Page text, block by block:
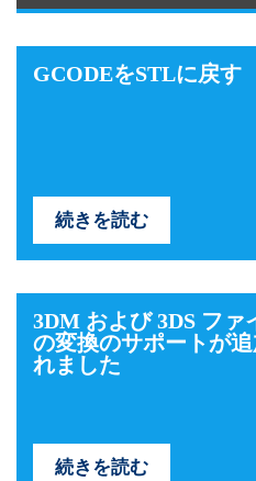
GCODEをSTLに戻す
続きを読む
3DM および 3DS ファ
の変換のサポートが追
れました
続きを読む